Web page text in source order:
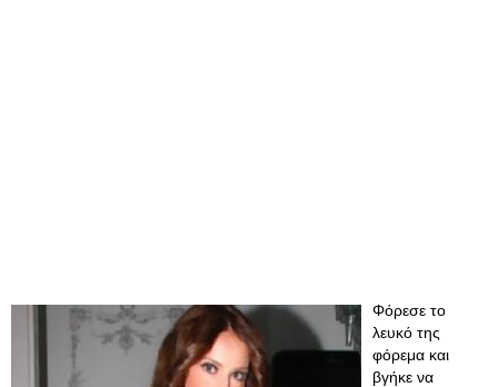
Φόρεσε το
λευκό της
φόρεμα και
βγήκε να